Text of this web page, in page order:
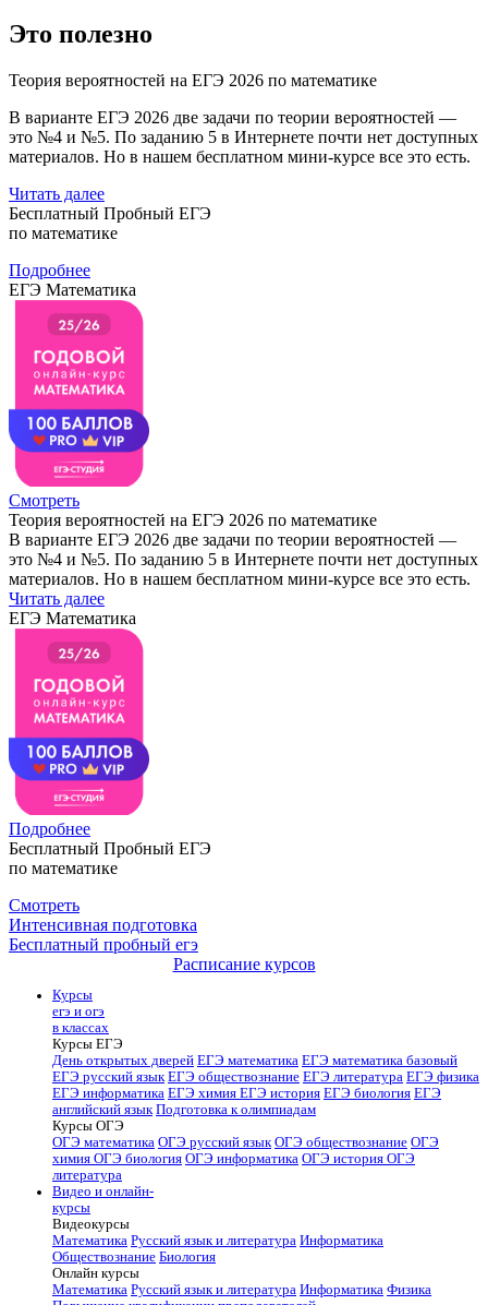
Это полезно
Теория вероятностей на ЕГЭ 2026 по математике
В варианте ЕГЭ 2026 две задачи по теории вероятностей —
это №4 и №5. По заданию 5 в Интернете почти нет доступных
материалов. Но в нашем бесплатном мини-курсе все это есть.
Читать далее
Бесплатный Пробный ЕГЭ
по математике
Подробнее
ЕГЭ Математика
Смотреть
Теория вероятностей на ЕГЭ 2026 по математике
В варианте ЕГЭ 2026 две задачи по теории вероятностей —
это №4 и №5. По заданию 5 в Интернете почти нет доступных
материалов. Но в нашем бесплатном мини-курсе все это есть.
Читать далее
ЕГЭ Математика
Подробнее
Бесплатный Пробный ЕГЭ
по математике
Смотреть
Интенсивная подготовка
Бесплатный пробный егэ
Расписание курсов
Курсы
егэ и огэ
в классах
Курсы ЕГЭ
День открытых дверей ЕГЭ математика ЕГЭ математика базовый
ЕГЭ русский язык ЕГЭ обществознание ЕГЭ литература ЕГЭ физика
ЕГЭ информатика ЕГЭ химия ЕГЭ история ЕГЭ биология ЕГЭ
английский язык Подготовка к олимпиадам
Курсы ОГЭ
ОГЭ математика ОГЭ русский язык ОГЭ обществознание ОГЭ
химия ОГЭ биология ОГЭ информатика ОГЭ история ОГЭ
литература
Видео и онлайн-
курсы
Видеокурсы
Математика Русский язык и литература Информатика
Обществознание Биология
Онлайн курсы
Математика Русский язык и литература Информатика Физика